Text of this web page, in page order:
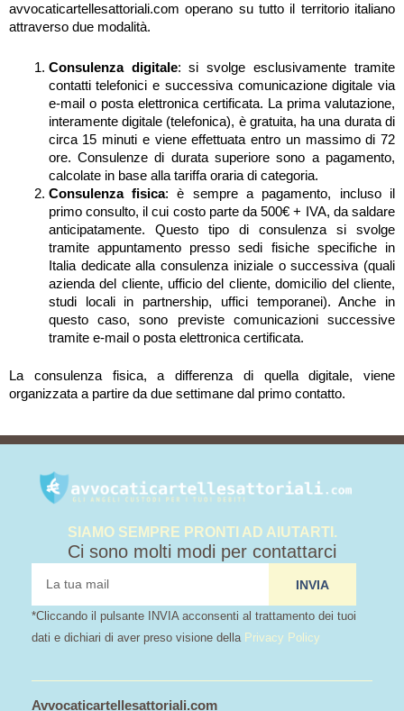
avvocaticartellesattoriali.com operano su tutto il territorio italiano
attraverso due modalità.
Consulenza digitale: si svolge esclusivamente tramite
contatti telefonici e successiva comunicazione digitale via
e-mail o posta elettronica certificata. La prima valutazione,
interamente digitale (telefonica), è gratuita, ha una durata di
circa 15 minuti e viene effettuata entro un massimo di 72
ore. Consulenze di durata superiore sono a pagamento,
calcolate in base alla tariffa oraria di categoria.
Consulenza fisica: è sempre a pagamento, incluso il
primo consulto, il cui costo parte da 500€ + IVA, da saldare
anticipatamente. Questo tipo di consulenza si svolge
tramite appuntamento presso sedi fisiche specifiche in
Italia dedicate alla consulenza iniziale o successiva (quali
azienda del cliente, ufficio del cliente, domicilio del cliente,
studi locali in partnership, uffici temporanei). Anche in
questo caso, sono previste comunicazioni successive
tramite e-mail o posta elettronica certificata.
La consulenza fisica, a differenza di quella digitale, viene
organizzata a partire da due settimane dal primo contatto.
SIAMO SEMPRE PRONTI AD AIUTARTI.
Ci sono molti modi per contattarci
INVIA
*Cliccando il pulsante INVIA acconsenti al trattamento dei tuoi
dati e dichiari di aver preso visione della Privacy Policy
Avvocaticartellesattoriali.com